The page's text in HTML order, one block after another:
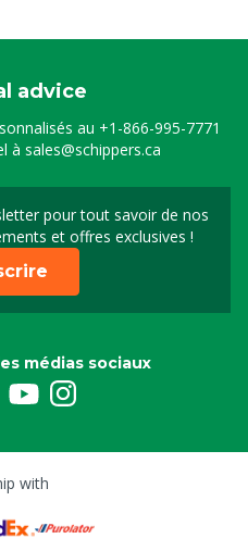
advice
au +1-866-995-7771
à sales@schippers.ca
pour tout savoir de nos
et offres exclusives !
Sign up for our
médias sociaux
with